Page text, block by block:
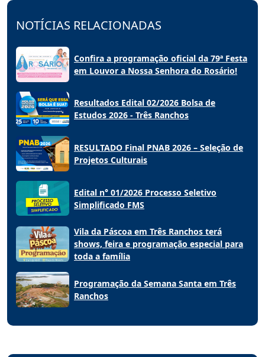
NOTÍCIAS RELACIONADAS
Confira a programação oficial da 79ª Festa
em Louvor a Nossa Senhora do Rosário!
Resultados Edital 02/2026 Bolsa de
Estudos 2026 - Três Ranchos
RESULTADO Final PNAB 2026 – Seleção de
Projetos Culturais
Edital n° 01/2026 Processo Seletivo
Simplificado FMS
Vila da Páscoa em Três Ranchos terá
shows, feira e programação especial para
toda a família
Programação da Semana Santa em Três
Ranchos